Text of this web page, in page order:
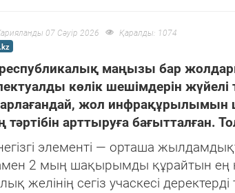
07 Сәуір 2026 Қаралды: 1074
маңызы бар
көлік шешімдерін жүйелі
жол
тәртібін арттыруға бағытталған.
элементі — орташа
2 мың шақырымды құрайтын ең
желінің сегіз учаскесі